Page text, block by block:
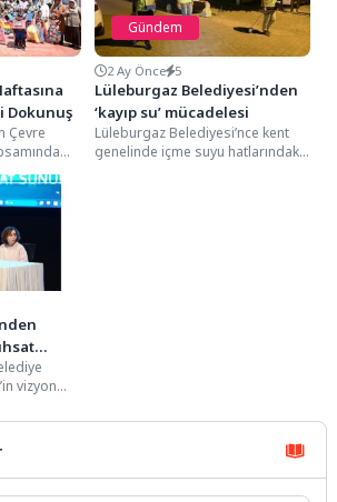
Dokunuş
Çevre
minikler,
dikkat
Gündem
2 Ay Önce 5
Lüleburgaz Belediyesi’nden
‘kayıp su’ mücadelesi
Lüleburgaz Belediyesi’nce kent
genelinde içme suyu hatlarındaki
vizyon